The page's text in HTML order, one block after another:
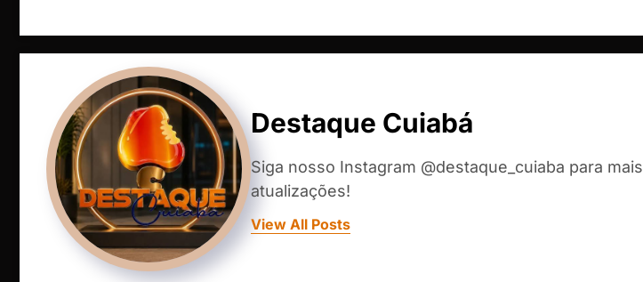
Destaque Cuiabá
Siga nosso Instagram @destaque_cuiaba para mais
atualizações!
View All Posts